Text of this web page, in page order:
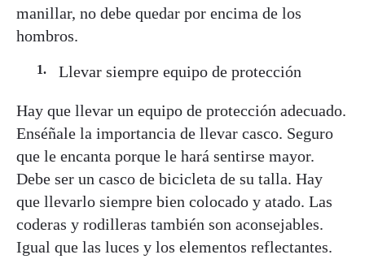
manillar, no debe quedar por encima de los
hombros.
Llevar siempre equipo de protección
Hay que llevar un equipo de protección adecuado.
Enséñale la importancia de llevar casco. Seguro
que le encanta porque le hará sentirse mayor.
Debe ser un casco de bicicleta de su talla. Hay
que llevarlo siempre bien colocado y atado. Las
coderas y rodilleras también son aconsejables.
Igual que las luces y los elementos reflectantes.